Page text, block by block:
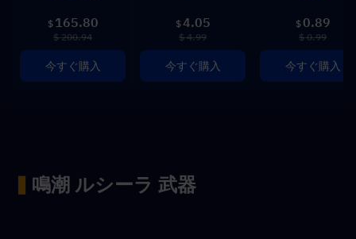
$ 165.80
$ 200.94
今すぐ購入
$4.05
$ 4.99
今すぐ購入
$ 0.89
$ 0.99
今すぐ購入
▍ 鳴潮 ルシーラ 武器